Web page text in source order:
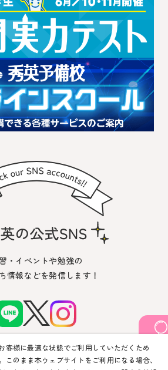
・イベントや勉強の
情報などを発信します！
客様に最適な状態でご利用していただくため
このまま本ウェブサイトをご利用になる場合、